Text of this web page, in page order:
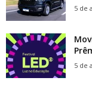
5 de
5 de